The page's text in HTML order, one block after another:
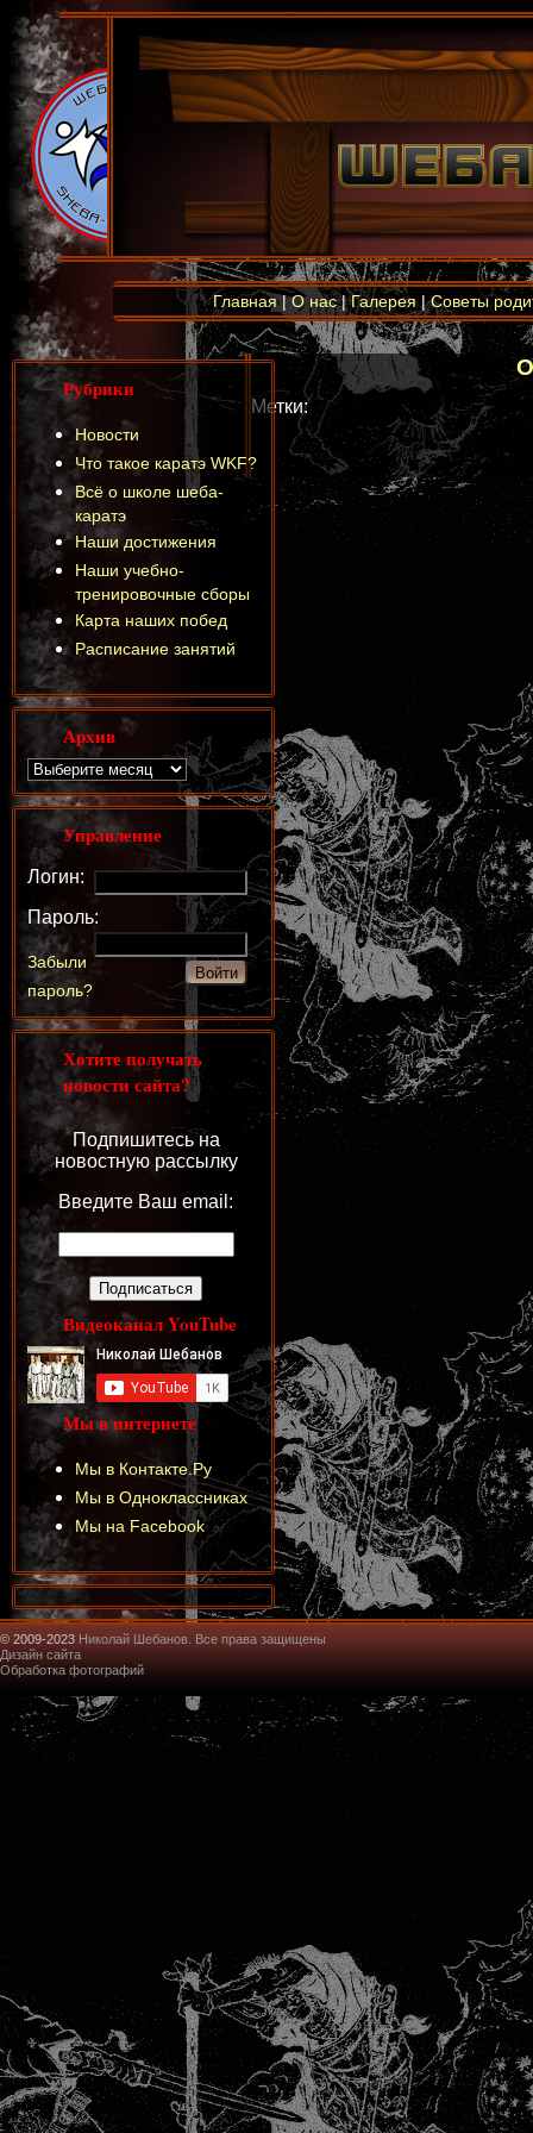
Главная|О нас|Галерея|Советы
Метки:
Рубрики
Новости
Что такое каратэ WKF?
Всё о школе шеба-
каратэ
Наши достижения
Наши учебно-
тренировочные сборы
Карта наших побед
Расписание занятий
Архив
Управление
Логин:
Пароль:
Забыли
пароль?
Хотите получать
новости сайта?
Подпишитесь на
новостную рассылку
Введите Ваш email:
Видеоканал YouTube
Мы в интернете
Мы в Контакте.Ру
Мы в Одноклассниках
Мы на Facebook
© 2009-2023 Николай Шебанов. Все права защищены
Дизайн сайта
Обработка фотографий